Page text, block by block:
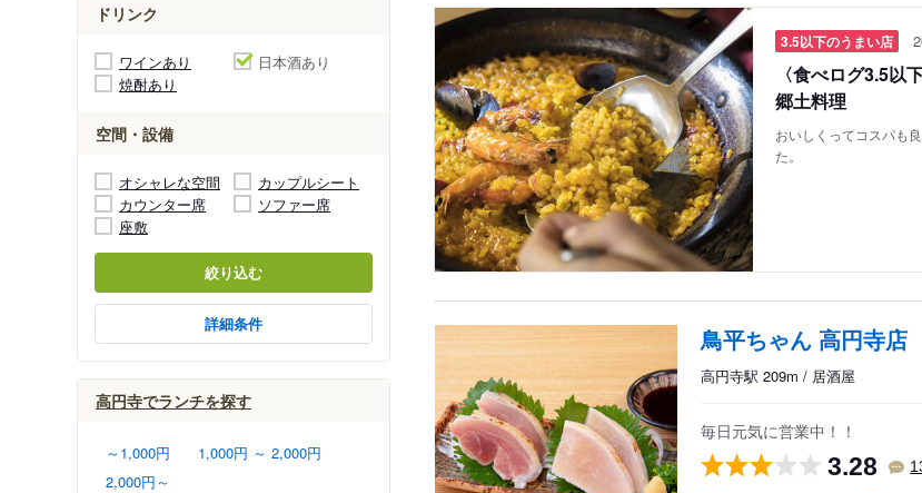
ドリンク
ワインあり
日本酒あり
焼酎あり
空間・設備
オシャレな空間
カップルシート
カウンター席
ソファー席
座敷
絞り込む
詳細条件
高円寺でランチを探す
～1,000円
1,000円 ～ 2,000円
2,000円～
3.5以下のうまい店
〈食べログ3.5
郷土料理
おいしくってコスパも
た。
鳥平ちゃん 高円寺店
高円寺駅 209m / 居酒屋
毎日元気に営業中！！
3.28